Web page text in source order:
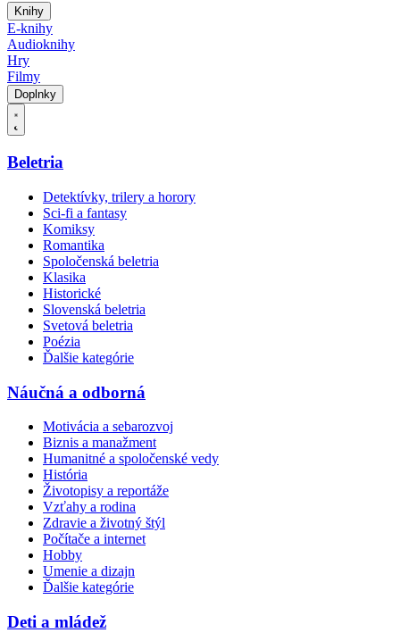
Knihy
E-knihy
Audioknihy
Hry
Filmy
Doplnky
Beletria
Detektívky, trilery a horory
Sci-fi a fantasy
Komiksy
Romantika
Spoločenská beletria
Klasika
Historické
Slovenská beletria
Svetová beletria
Poézia
Ďalšie kategórie
Náučná a odborná
Motivácia a sebarozvoj
Biznis a manažment
Humanitné a spoločenské vedy
História
Životopisy a reportáže
Vzťahy a rodina
Zdravie a životný štýl
Počítače a internet
Hobby
Umenie a dizajn
Ďalšie kategórie
Deti a mládež